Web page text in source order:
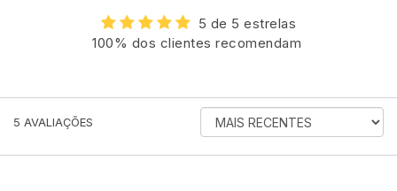
5 de 5 estrelas
100% dos clientes recomendam
5 AVALIAÇÕES
ORDENAR
AVALIAÇÕES